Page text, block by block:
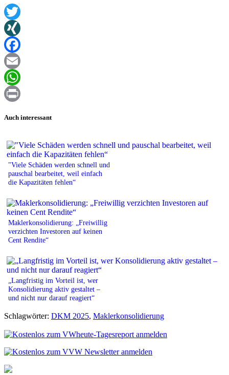
Twitter
XING
Facebook
Email
WhatsApp
Auch interessant
"Viele Schäden werden schnell und
pauschal bearbeitet, weil einfach
die Kapazitäten fehlen“
Maklerkonsolidierung: „Freiwillig
verzichten Investoren auf keinen
Cent Rendite“
„Langfristig im Vorteil ist, wer
Konsolidierung aktiv gestaltet –
und nicht nur darauf reagiert“
Schlagwörter: DKM 2025, Maklerkonsolidierung